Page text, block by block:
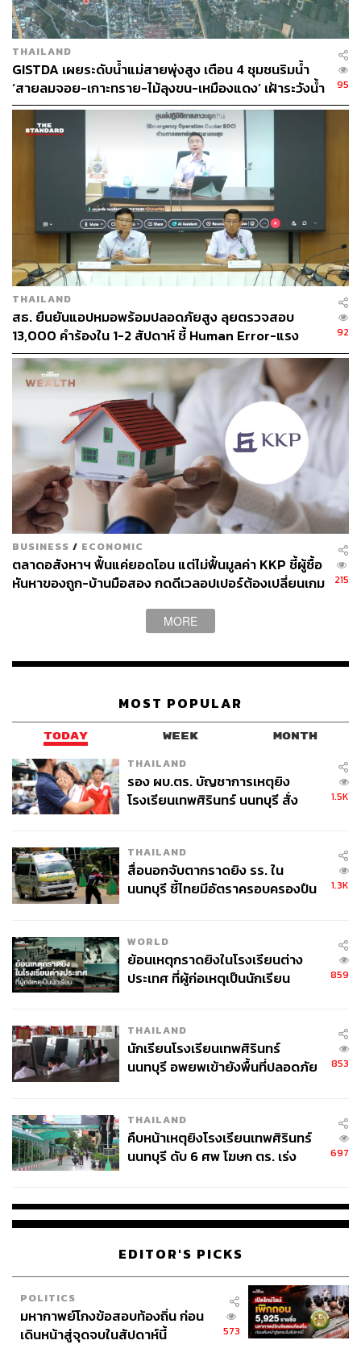
THAILAND
GISTDA เผยระดับน้ำแม่สายพุ่งสูง เตือน 4 ชุมชนริมน้ำ
‘สายลมจอย-เกาะทราย-ไม้ลุงขน-เหมืองแดง’ เฝ้าระวังน้ำ
ท่วมฉับพลัน
95
THAILAND
สธ. ยืนยันแอปหมอพร้อมปลอดภัยสูง ลุยตรวจสอบ
13,000 คำร้องใน 1-2 สัปดาห์ ชี้ Human Error-แรง
กดดัน KPI ทำคลาดเคลื่อน ยันไร้ทุจริตเบิกงบ
92
BUSINESS / ECONOMIC
ตลาดอสังหาฯ ฟื้นแค่ยอดโอน แต่ไม่ฟื้นมูลค่า KKP ชี้ผู้ซื้อ
หันหาของถูก-บ้านมือสอง กดดีเวลอปเปอร์ต้องเปลี่ยนเกม
215
MORE
MOST POPULAR
TODAY WEEK MONTH
THAILAND
รอง ผบ.ตร. บัญชาการเหตุยิง
โรงเรียนเทพศิรินทร์ นนทบุรี สั่ง
1.5K
THAILAND
สื่อนอกจับตากราดยิง รร. ใน
นนทบุรี ชี้ไทยมีอัตราครอบครองปืน
1.3K
WORLD
ย้อนเหตุกราดยิงในโรงเรียนต่าง
ประเทศ ที่ผู้ก่อเหตุเป็นนักเรียน
859
THAILAND
นักเรียนโรงเรียนเทพศิรินทร์
นนทบุรี อพยพเข้ายังพื้นที่ปลอดภัย
853
THAILAND
คืบหน้าเหตุยิงโรงเรียนเทพศิรินทร์
นนทบุรี ดับ 6 ศพ โฆษก ตร. เร่ง
697
EDITOR'S PICKS
POLITICS
มหากาพย์โกงข้อสอบท้องถิ่น ก่อน
เดินหน้าสู่จุดจบในสัปดาห์นี้
573